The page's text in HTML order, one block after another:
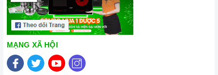
MẠNG XÃ HỘI